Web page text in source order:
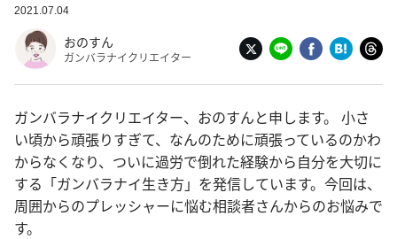
2021.07.04
おのすん
ガンバラナイクリエイター
ガンバラナイクリエイター、おのすんと申します。 小さ
い頃から頑張りすぎて、なんのために頑張っているのかわ
からなくなり、ついに過労で倒れた経験から自分を大切に
する「ガンバラナイ生き方」を発信しています。今回は、
周囲からのプレッシャーに悩む相談者さんからのお悩みで
す。